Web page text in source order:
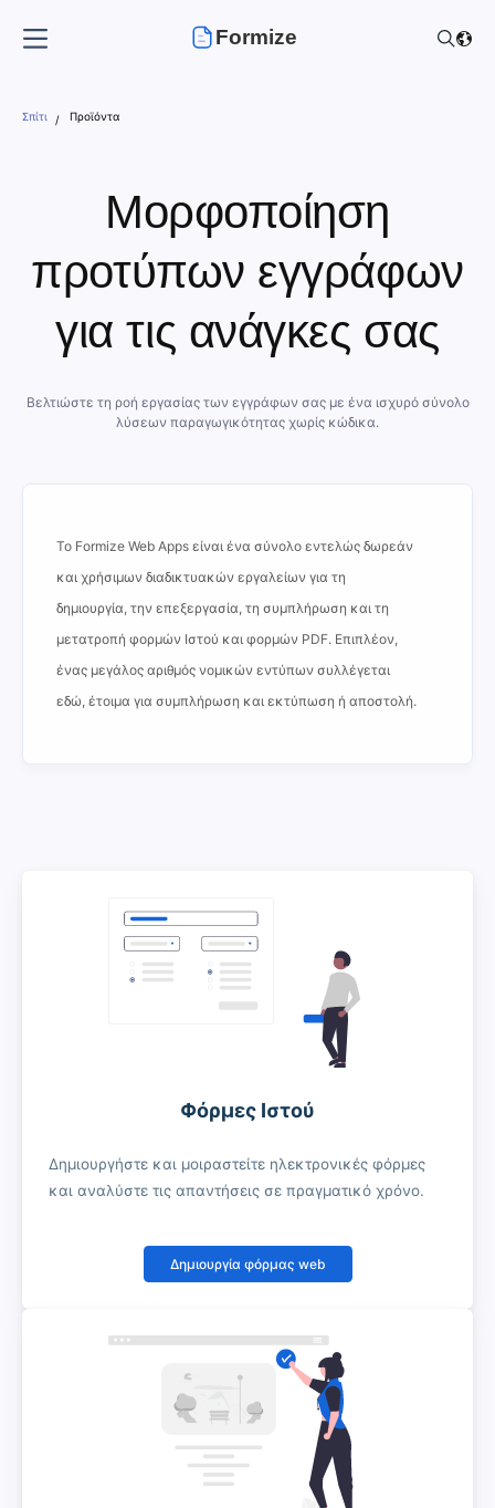
Formize
Σπίτι Προϊόντα
Μορφοποίηση
προτύπων εγγράφων
για τις ανάγκες σας
Βελτιώστε τη ροή εργασίας των εγγράφων σας με ένα ισχυρό σύνολο
λύσεων παραγωγικότητας χωρίς κώδικα.
Το Formize Web Apps είναι ένα σύνολο εντελώς δωρεάν
και χρήσιμων διαδικτυακών εργαλείων για τη
δημιουργία, την επεξεργασία, τη συμπλήρωση και τη
μετατροπή φορμών Ιστού και φορμών PDF. Επιπλέον,
ένας μεγάλος αριθμός νομικών εντύπων συλλέγεται
εδώ, έτοιμα για συμπλήρωση και εκτύπωση ή αποστολή.
Φόρμες Ιστού
Δημιουργήστε και μοιραστείτε ηλεκτρονικές φόρμες
και αναλύστε τις απαντήσεις σε πραγματικό χρόνο.
Δημιουργία φόρμας web